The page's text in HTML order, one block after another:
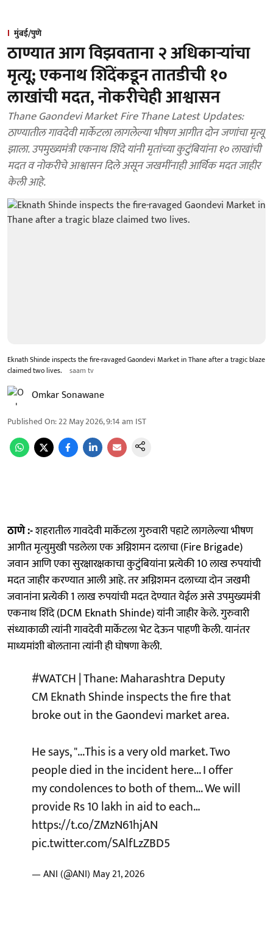
मुंबई/पुणे
ठाण्यात आग विझवताना २ अधिकाऱ्यांचा
मृत्यू; एकनाथ शिंदेंकडून तातडीची १०
लाखांची मदत, नोकरीचेही आश्वासन
Thane Gaondevi Market Fire Thane Latest Updates:
ठाण्यातील गावदेवी मार्केटला लागलेल्या भीषण आगीत दोन जणांचा मृत्यू
झाला. उपमुख्यमंत्री एकनाथ शिंदे यांनी मृतांच्या कुटुंबियांना १० लाखांची
मदत व नोकरीचे आश्वासन दिले असून जखमींनाही आर्थिक मदत जाहीर
केली आहे.
Eknath Shinde inspects the fire-ravaged Gaondevi Market in Thane after a tragic blaze
claimed two lives.
saam tv
Omkar Sonawane
Published On:22 May 2026, 9:14 am IST
ठाणे :-शहरातील गावदेवी मार्केटला गुरुवारी पहाटे लागलेल्या भीषण
आगीत मृत्युमुखी पडलेला एक अग्निशमन दलाचा (Fire Brigade)
जवान आणि एका सुरक्षारक्षकाचा कुटुंबियांना प्रत्येकी 10 लाख रुपयांची
मदत जाहीर करण्यात आली आहे. तर अग्निशमन दलाच्या दोन जखमी
जवानांना प्रत्येकी 1 लाख रुपयांची मदत देण्यात येईल असे उपमुख्यमंत्री
एकनाथ शिंदे (DCM Eknath Shinde) यांनी जाहीर केले. गुरुवारी
संध्याकाळी त्यांनी गावदेवी मार्केटला भेट देऊन पाहणी केली. यानंतर
माध्यमांशी बोलताना त्यांनी ही घोषणा केली.
#WATCH| Thane: Maharashtra Deputy
CM Eknath Shinde inspects the fire that
broke out in the Gaondevi market area.
He says, "...This is a very old market. Two
people died in the incident here... I offer
my condolences to both of them... We will
provide Rs 10 lakh in aid to each…
https://t.co/ZMzN61hjAN
pic.twitter.com/SAlfLzZBD5
— ANI (@ANI) May 21, 2026